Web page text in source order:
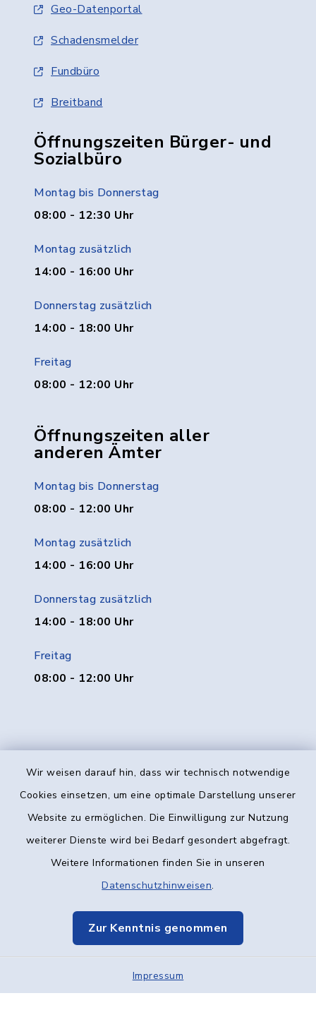
Wir weisen darauf hin, dass wir technisch notwendige
Cookies einsetzen, um eine optimale Darstellung unserer
Website zu ermöglichen. Die Einwilligung zur Nutzung
weiterer Dienste wird bei Bedarf gesondert abgefragt.
Weitere Informationen finden Sie in unseren
Datenschutzhinweisen.
Zur Kenntnis genommen
Impressum
Geo-Datenportal
Schadensmelder
Fundbüro
Breitband
Öffnungszeiten Bürger- und
Sozialbüro
Montag bis Donnerstag
08:00 - 12:30 Uhr
Montag zusätzlich
14:00 - 16:00 Uhr
Donnerstag zusätzlich
14:00 - 18:00 Uhr
Freitag
08:00 - 12:00 Uhr
Öffnungszeiten aller
anderen Ämter
Montag bis Donnerstag
08:00 - 12:00 Uhr
Montag zusätzlich
14:00 - 16:00 Uhr
Donnerstag zusätzlich
14:00 - 18:00 Uhr
Freitag
08:00 - 12:00 Uhr
Kontakt
Datenschutz
Elektronische Kommunikation
Sitemap